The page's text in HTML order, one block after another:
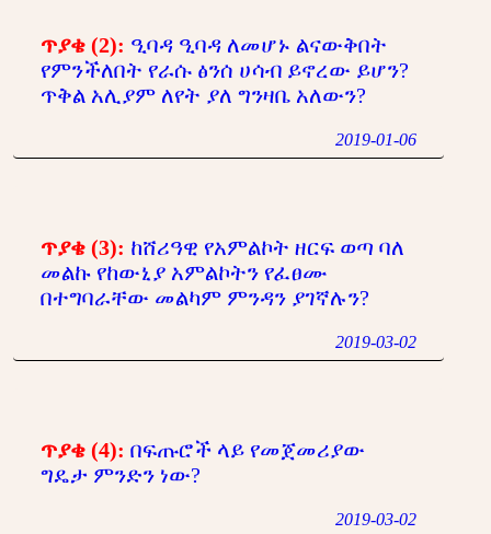
ጥያቄ (2): ዒባዳ ዒባዳ ለመሆኑ ልናውቅበት
የምንችለበት የራሱ ፅንሰ ሀሳብ ይኖረው ይሆን?
ጥቅል አሊያም ለየት ያለ ግንዛቤ አለውን?
2019-01-06
ጥያቄ (3): ከሸሪዓዊ የአምልኮት ዘርፍ ወጣ ባለ
መልኩ የከውኒያ አምልኮትን የፈፀሙ
በተግባራቸው መልካም ምንዳን ያገኛሉን?
2019-03-02
ጥያቄ (4): በፍጡሮች ላይ የመጀመሪያው
ግዴታ ምንድን ነው?
2019-03-02